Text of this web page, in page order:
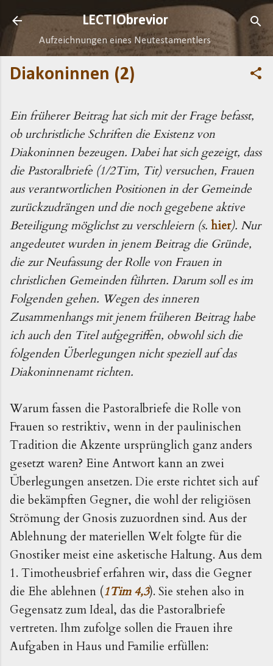
Direkt zum Hauptbereich
LECTIObrevior
Aufzeichnungen eines Neutestamentlers
Diakoninnen (2)
Ein früherer Beitrag hat sich mit der Frage befasst,
ob urchristliche Schriften die Existenz von
Diakoninnen bezeugen. Dabei hat sich gezeigt, dass
die Pastoralbriefe (1/2Tim, Tit) versuchen, Frauen
aus verantwortlichen Positionen in der Gemeinde
zurückzudrängen und die noch gegebene aktive
Beteiligung möglichst zu verschleiern (s. hier). Nur
angedeutet wurden in jenem Beitrag die Gründe,
die zur Neufassung der Rolle von Frauen in
christlichen Gemeinden führten. Darum soll es im
Folgenden gehen. Wegen des inneren
Zusammenhangs mit jenem früheren Beitrag habe
ich auch den Titel aufgegriffen, obwohl sich die
folgenden Überlegungen nicht speziell auf das
Diakoninnenamt richten.
Warum fassen die Pastoralbriefe die Rolle von
Frauen so restriktiv, wenn in der paulinischen
Tradition die Akzente ursprünglich ganz anders
gesetzt waren? Eine Antwort kann an zwei
Überlegungen ansetzen. Die erste richtet sich auf
die bekämpften Gegner, die wohl der religiösen
Strömung der Gnosis zuzuordnen sind. Aus der
Ablehnung der materiellen Welt folgte für die
Gnostiker meist eine asketische Haltung. Aus dem
1. Timotheusbrief erfahren wir, dass die Gegner
die Ehe ablehnen (1Tim 4,3). Sie stehen also in
Gegensatz zum Ideal, das die Pastoralbriefe
vertreten. Ihm zufolge sollen die Frauen ihre
Aufgaben in Haus und Familie erfüllen: